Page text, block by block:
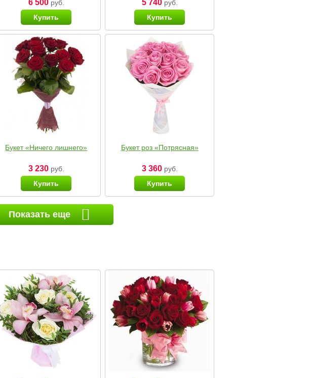
6 500руб.
Купить
5 740руб.
Купить
Букет «Ничего лишнего»
3 230руб.
Купить
Букет роз «Потрясная»
3 360руб.
Купить
Показать еще